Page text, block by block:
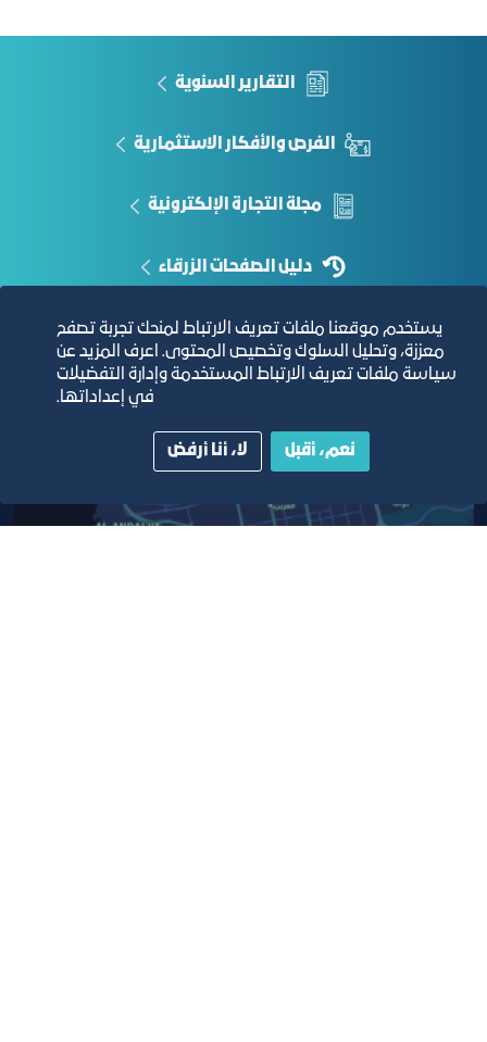
investorcare@misa.gov.sa
التقارير السنوية
الفرص والأفكار الاستثمارية
مجلة التجارة الإلكترونية
دليل الصفحات الزرقاء
مبنى الغرفة الرئيسي
يستخدم موقعنا ملفات تعريف الارتباط لمنحك تجربة تصفح
معززة، وتحليل السلوك وتخصيص المحتوى. اعرف المزيد عن
سياسة ملفات تعريف الارتباط المستخدمة وإدارة التفضيلات
في إعداداتها.
نعم، أقبل لا، أنا أرفض